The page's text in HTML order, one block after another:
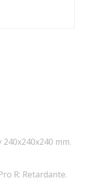
mm.
R: Retardante.